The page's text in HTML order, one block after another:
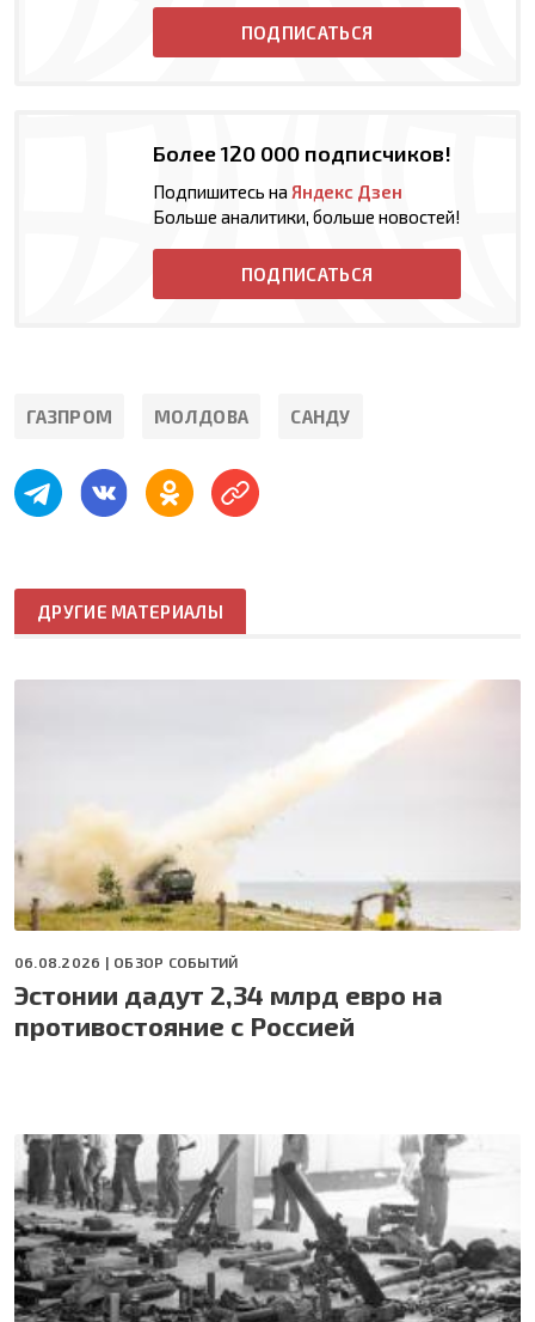
ПОДПИСАТЬСЯ
Более 120 000 подписчиков!
Подпишитесь на Яндекс Дзен
Больше аналитики, больше новостей!
ПОДПИСАТЬСЯ
ГАЗПРОМ МОЛДОВА САНДУ
ДРУГИЕ МАТЕРИАЛЫ
06.08.2026 | ОБЗОР СОБЫТИЙ
Эстонии дадут 2,34 млрд евро на
противостояние с Россией